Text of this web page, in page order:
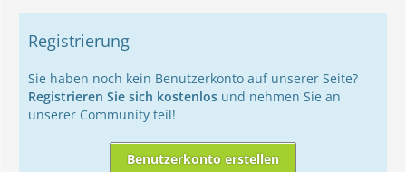
Registrierung
Sie haben noch kein Benutzerkonto auf unserer Seite?
Registrieren Sie sich kostenlos und nehmen Sie an
unserer Community teil!
Benutzerkonto erstellen